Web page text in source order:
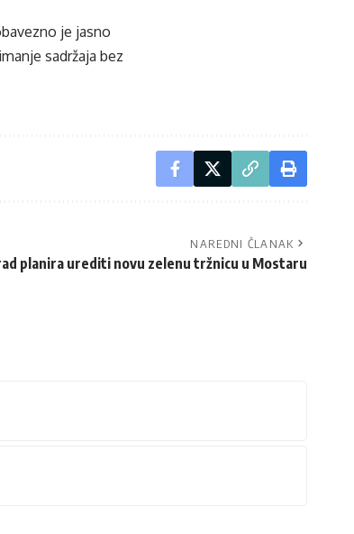
je jasno
sadržaja bez
NAREDNI ČLANAK
planira urediti novu zelenu tržnicu u Mostaru